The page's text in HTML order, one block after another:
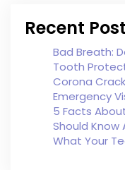
Recent
Bad Breath:
Tooth
Corona
Emergency
5 Facts
Should Know
What Your